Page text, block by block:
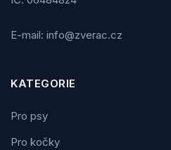
E-mail: info@zverac.cz
KATEGORIE
Pro psy
Pro kočky